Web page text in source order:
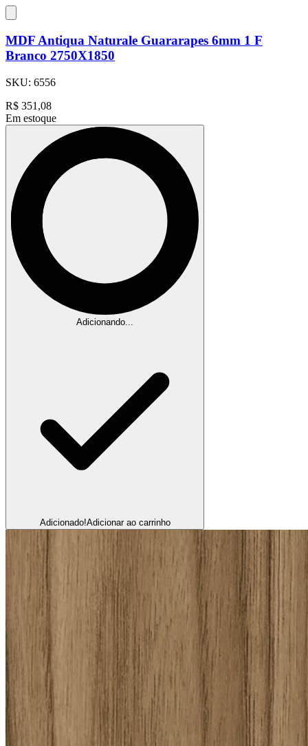
MDF Antiqua Naturale Guararapes 6mm 1 F
Branco 2750X1850
SKU: 6556
R$ 351,08
Em estoque
Adicionando...
Adicionado!Adicionar ao carrinho